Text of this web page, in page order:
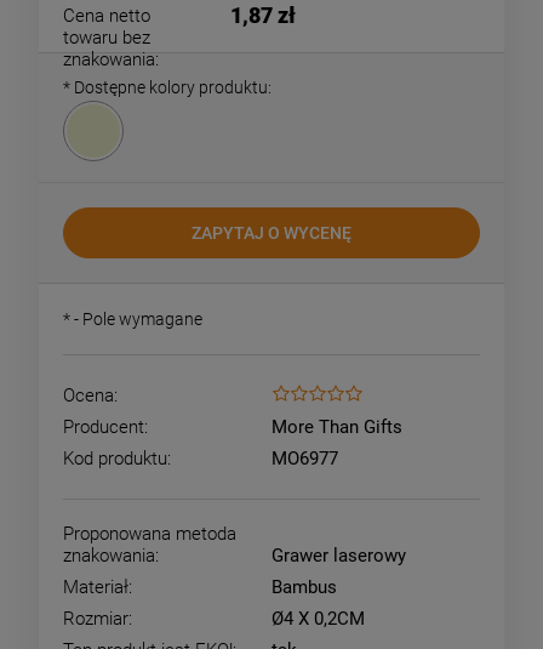
Cena netto
towaru bez
znakowania:
1,87 zł
* Dostępne kolory produktu:
ZAPYTAJ O WYCENĘ
*- Pole wymagane
Ocena:
Producent:
More Than Gifts
Kod produktu:
MO6977
Proponowana metoda
znakowania:
Grawer laserowy
Materiał:
Bambus
Rozmiar:
Ø4 X 0,2CM